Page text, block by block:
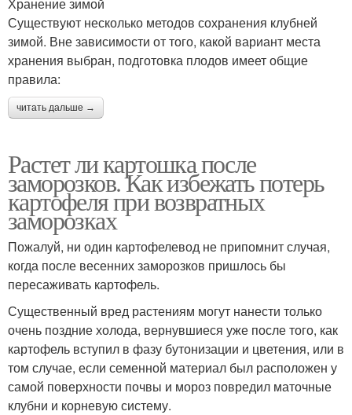
Существуют несколько методов сохранения клубней
зимой. Вне зависимости от того, какой вариант места
хранения выбран, подготовка плодов имеет общие
правила:
читать дальше →
Растет ли картошка после
заморозков. Как избежать потерь
картофеля при возвратных
заморозках
Пожалуй, ни один картофелевод не припомнит случая,
когда после весенних заморозков пришлось бы
пересаживать картофель.
Существенный вред растениям могут нанести только
очень поздние холода, вернувшиеся уже после того, как
картофель вступил в фазу бутонизации и цветения, или в
том случае, если семенной материал был расположен у
самой поверхности почвы и мороз повредил маточные
клубни и корневую систему.